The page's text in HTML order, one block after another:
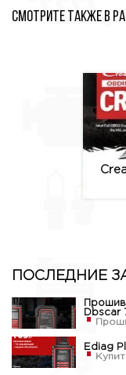
Смотрите также в
ПОСЛЕДНИЕ
Dbscar
Ediag